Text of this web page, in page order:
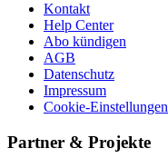
Kontakt
Help Center
Abo kündigen
AGB
Datenschutz
Impressum
Cookie-Einstellungen
Partner & Projekte